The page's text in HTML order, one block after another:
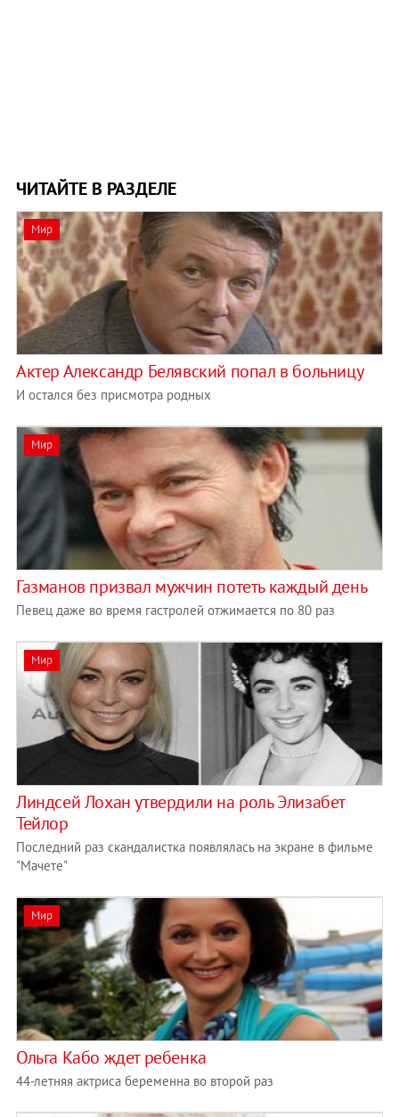
ЧИТАЙТЕ В РАЗДЕЛЕ
Мир
Актер Александр Белявский попал в больницу
И остался без присмотра родных
Мир
Газманов призвал мужчин потеть каждый день
Певец даже во время гастролей отжимается по 80 раз
Мир
Линдсей Лохан утвердили на роль Элизабет
Тейлор
Последний раз скандалистка появлялась на экране в фильме
"Мачете"
Мир
Ольга Кабо ждет ребенка
44-летняя актриса беременна во второй раз